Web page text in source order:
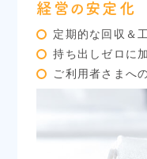
経営の安定化
定期的な回収＆
持ち出しゼロに
ご利用者さまへ